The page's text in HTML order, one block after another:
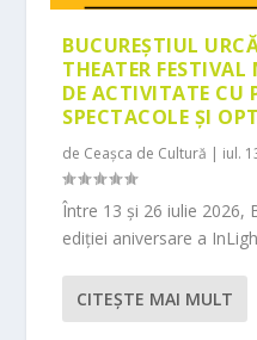
BUCUREȘTIUL
THEATER
DE ACTIVITATE CU
SPECTACOLE ȘI
de Ceașca de Cultură | iul.
Între 13 și 26 iulie 2026,
ediției aniversare a
CITEŞTE MAI MULT